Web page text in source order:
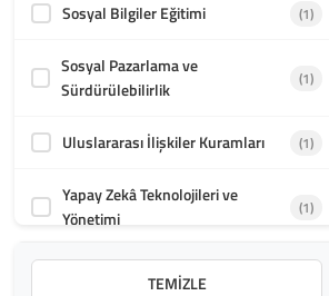
Sosyal Bilgiler Eğitimi (1)
Sosyal Pazarlama ve
Sürdürülebilirlik
(1)
Uluslararası İlişkiler Kuramları (1)
Yapay Zekâ Teknolojileri ve
Yönetimi
(1)
Yükseköğretim Çalışmaları
TEMIZLE